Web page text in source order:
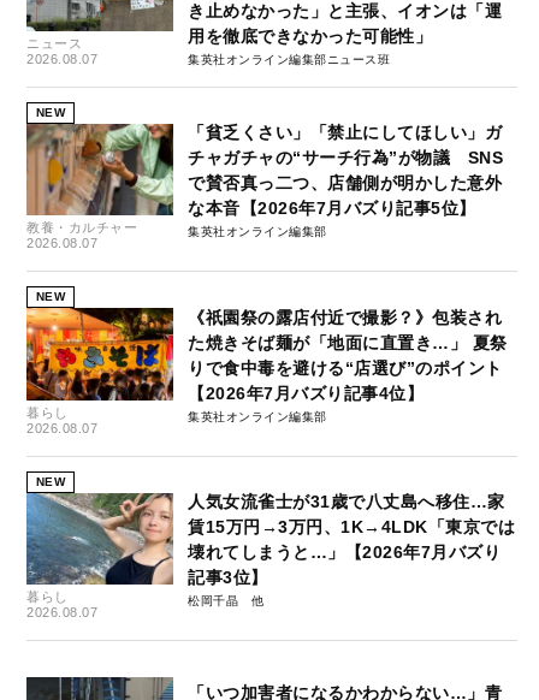
ニュース
2026.08.07
き止めなかった」と主張、イオンは「運
用を徹底できなかった可能性」
集英社オンライン編集部ニュース班
NEW
教養・カルチャー
2026.08.07
「貧乏くさい」「禁止にしてほしい」ガ
チャガチャの“サーチ行為”が物議 SNS
で賛否真っ二つ、店舗側が明かした意外
な本音【2026年7月バズり記事5位】
集英社オンライン編集部
NEW
暮らし
2026.08.07
《祇園祭の露店付近で撮影？》包装され
た焼きそば麺が「地面に直置き…」 夏祭
りで食中毒を避ける“店選び”のポイント
【2026年7月バズり記事4位】
集英社オンライン編集部
NEW
暮らし
2026.08.07
人気女流雀士が31歳で八丈島へ移住…家
賃15万円→3万円、1K→4LDK「東京では
壊れてしまうと…」【2026年7月バズり
記事3位】
松岡千晶
「いつ加害者になるかわからない…」青